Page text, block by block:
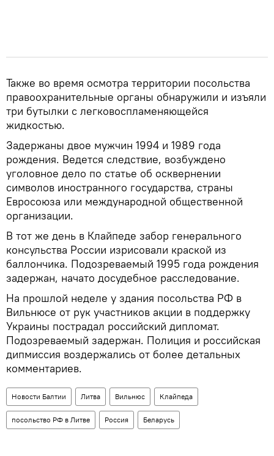
Также во время осмотра территории посольства
правоохранительные органы обнаружили и изъяли
три бутылки с легковоспламеняющейся
жидкостью.
Задержаны двое мужчин 1994 и 1989 года
рождения. Ведется следствие, возбуждено
уголовное дело по статье об осквернении
символов иностранного государства, страны
Евросоюза или международной общественной
организации.
В тот же день в Клайпеде забор генерального
консульства России изрисовали краской из
баллончика. Подозреваемый 1995 года рождения
задержан, начато досудебное расследование.
На прошлой неделе у здания посольства РФ в
Вильнюсе от рук участников акции в поддержку
Украины пострадал российский дипломат.
Подозреваемый задержан. Полиция и российская
дипмиссия воздержались от более детальных
комментариев.
Новости Балтии Литва Вильнюс Клайпеда
посольство РФ в Литве Россия Беларусь